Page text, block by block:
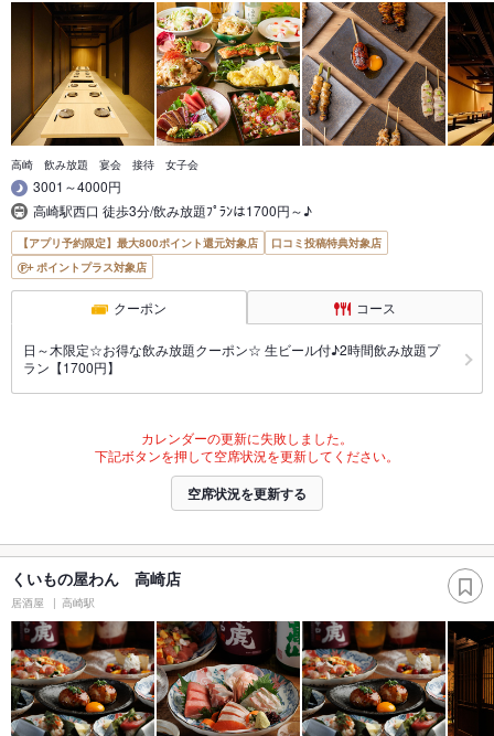
高崎 飲み放題 宴会 接待 女子会
3001～4000円
高崎駅西口 徒歩3分/飲み放題ﾌﾟﾗﾝは1700円～♪
【アプリ予約限定】最大800ポイント還元対象店
口コミ投稿特典対象店
ポイントプラス対象店
クーポン コース
日～木限定☆お得な飲み放題クーポン☆ 生ビール付♪2時間飲み放題プ
ラン【1700円】
カレンダーの更新に失敗しました。
下記ボタンを押して空席状況を更新してください。
空席状況を更新する
くいもの屋わん 高崎店
居酒屋 高崎駅